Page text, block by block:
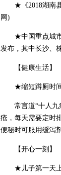
★《2018湖南县
网)
★中国重点城市
发布，其中长沙、
【健康生活】
★缩短蹲厕时间
常言道“十人九痔
疮，每天需要定时
便秘时可服用缓泻
【开心一刻】
★儿子第一天上